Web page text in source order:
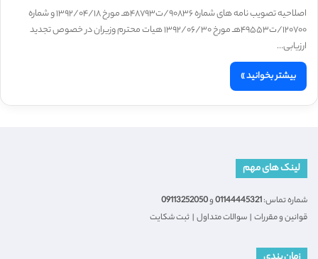
اصلاحیه تصویب نامه های شماره ۹۰۸۳۶/ت۴۸۷۹۳هـ مورخ ۱۳۹۲/۰۴/۱۸ و شماره
۱۲۰۷۰۰/ت۴۹۵۵۳هـ مورخ ۱۳۹۲/۰۶/۳۰ هیات محترم وزیران در خصوص تجدید
ارزیابی…
بیشتر بخوانید »
لینک های مهم
شماره تماس:01144445321و09113252050
قوانین و مقررات | سوالات متداول | ثبت شکایت